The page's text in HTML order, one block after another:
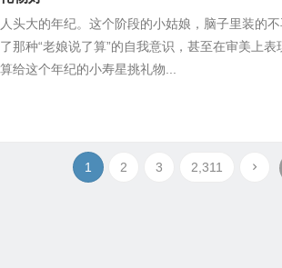
头大的年纪。这个阶段的小姑娘，脑子里装的
那种“老娘说了算”的自我意识，甚至在审美上表
给这个年纪的小寿星挑礼物...
1 2 3 2,311